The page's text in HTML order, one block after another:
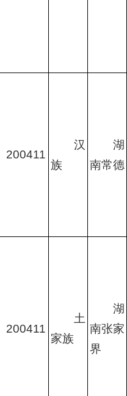
200411
汉
族
湖
南常德
200411
土
家族
湖
南张家
界